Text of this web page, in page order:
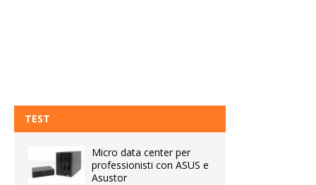
TEST
Micro data center per
professionisti con ASUS e
Asustor